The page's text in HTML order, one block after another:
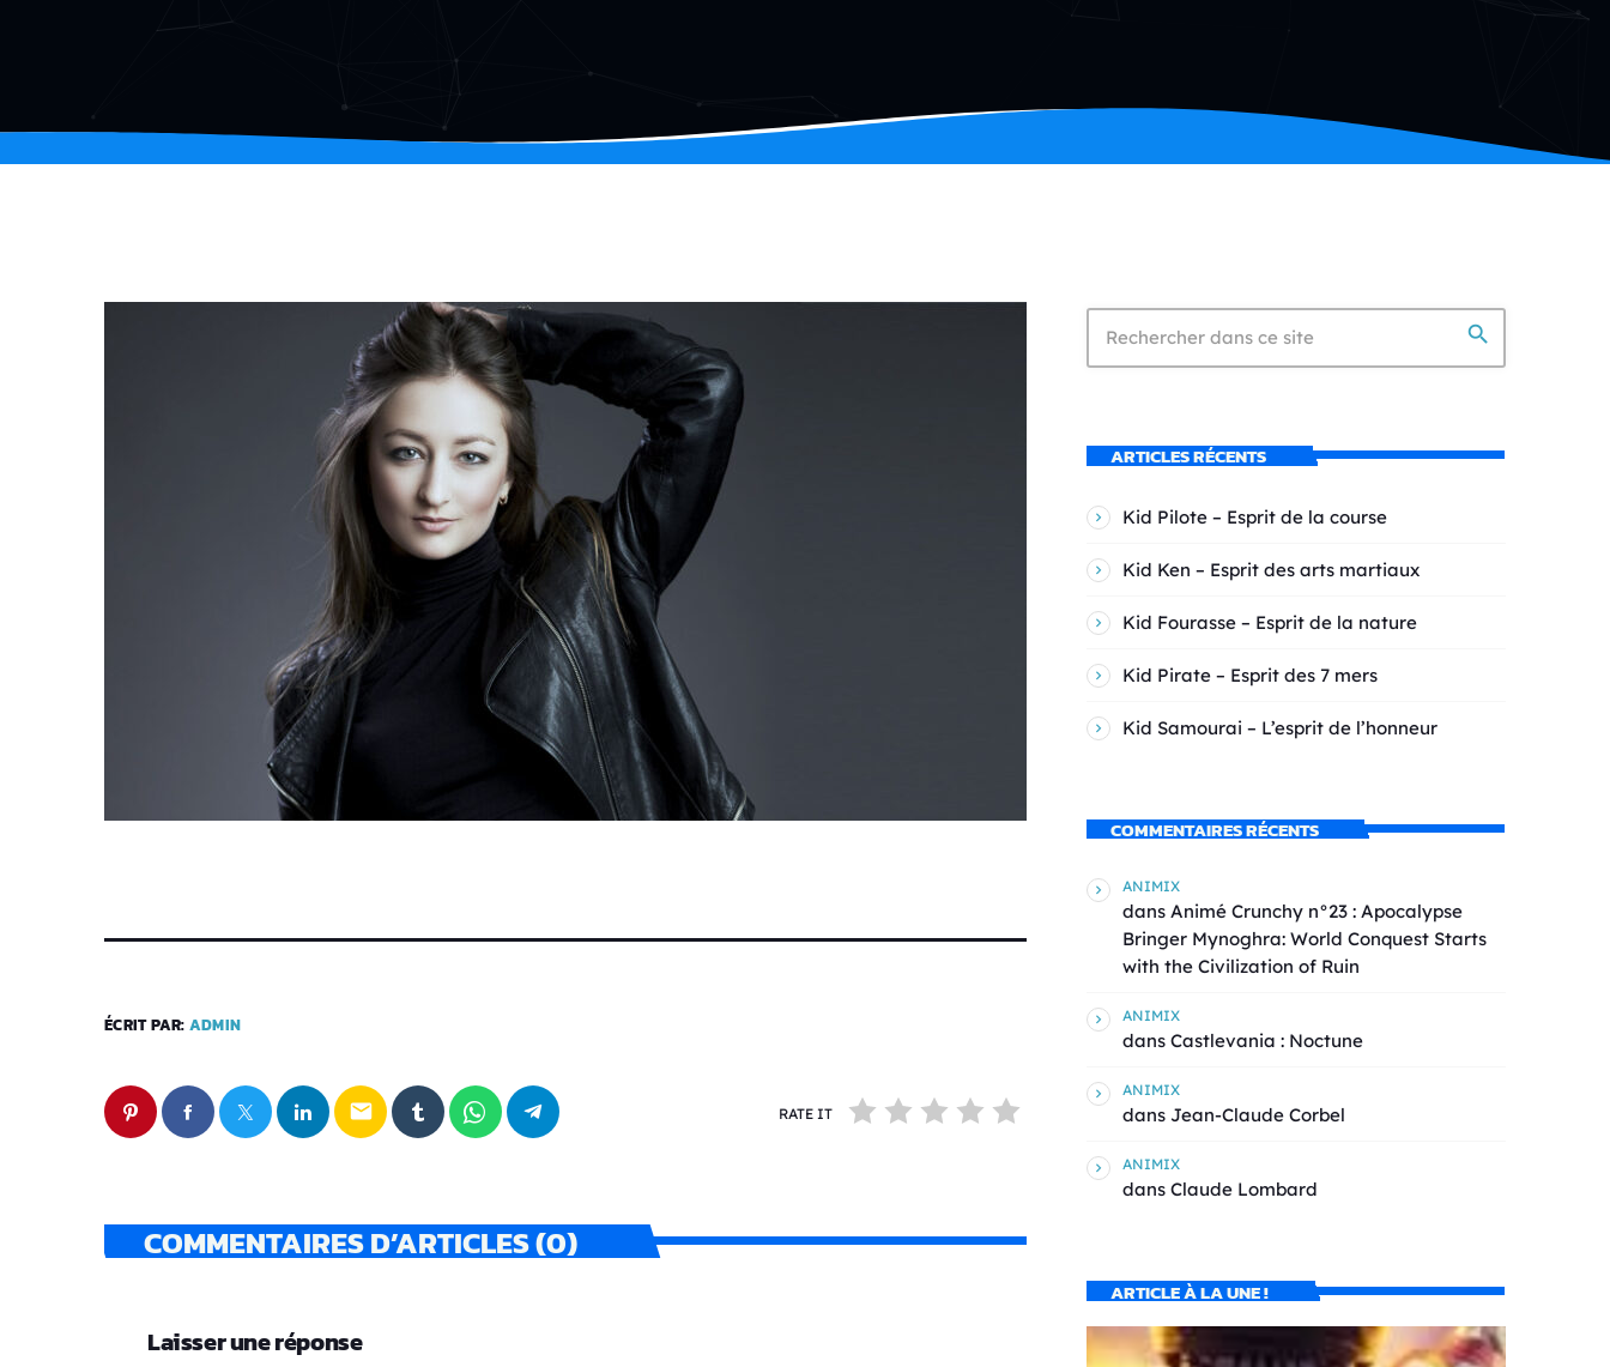
ÉCRIT PAR: ADMIN
email RATE IT
COMMENTAIRES D’ARTICLES (0)
Laisser une réponse
search
ARTICLES RÉCENTS
Kid Pilote – Esprit de la course
Kid Ken – Esprit des arts martiaux
Kid Fourasse – Esprit de la nature
Kid Pirate – Esprit des 7 mers
Kid Samourai – L’esprit de l’honneur
COMMENTAIRES RÉCENTS
ANIMIX
dans Animé Crunchy n°23 : Apocalypse
Bringer Mynoghra: World Conquest Starts
with the Civilization of Ruin
ANIMIX
dans Castlevania : Noctune
ANIMIX
dans Jean-Claude Corbel
ANIMIX
dans Claude Lombard
ARTICLE À LA UNE !